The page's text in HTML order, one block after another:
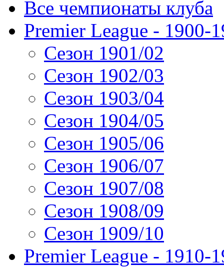
Все чемпионаты клуба
Premier League - 1900-
Сезон 1901/02
Сезон 1902/03
Сезон 1903/04
Сезон 1904/05
Сезон 1905/06
Сезон 1906/07
Сезон 1907/08
Сезон 1908/09
Сезон 1909/10
Premier League - 1910-